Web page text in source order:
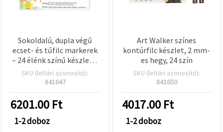
Sokoldalú, dupla végű
ecset- és tűfilc markerek
– 24 élénk színű készlet –
kreatív rajzoláshoz,
kalligráfiához és
SKU (leltári azonosító):
841647
6201.00 Ft
1-2 doboz
Art Walker színes
kontúrfilc készlet, 2 mm-
es hegy, 24 szín
SKU (leltári azonosító):
841650
4017.00 Ft
1-2 doboz